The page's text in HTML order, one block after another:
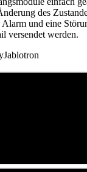
des
Alarm und eine
versendet werden.